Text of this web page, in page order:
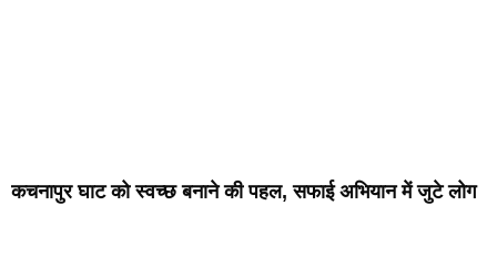
कचनापुर घाट को स्वच्छ बनाने की पहल, सफाई अभियान में जुटे लोग